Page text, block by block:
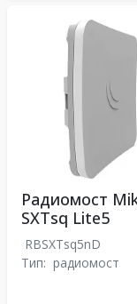
Радиомост
SXTsq Lite5
RBSXTsq5nD
Тип: радиомост